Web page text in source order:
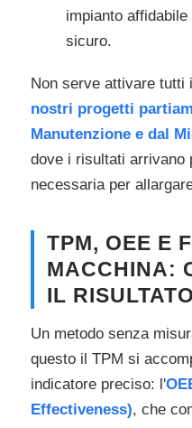
impianto
sicuro.
Non serve attivare tutti
nostri progetti
Manutenzione e dal
dove i risultati arrivano
necessaria per
TPM, OEE E
MACCHINA:
IL RISULTATO
Un metodo senza
questo il TPM si
indicatore preciso: l'
Effectiveness), che